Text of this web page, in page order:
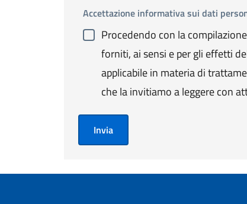
Accettazione informativa sui dati
Procedendo con la
forniti, ai sensi e per gli effetti
applicabile in materia di
che la invitiamo a leggere con
Invia